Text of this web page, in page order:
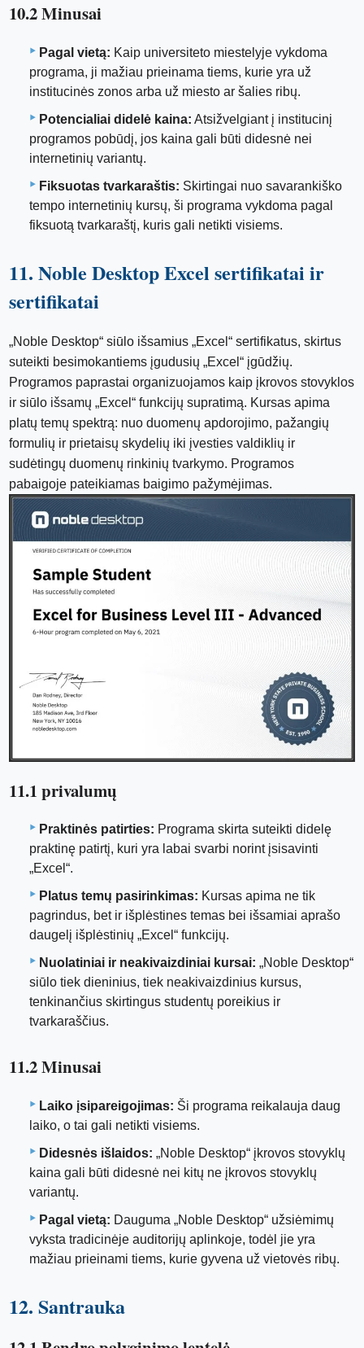
10.2 Minusai
Pagal vietą: Kaip universiteto miestelyje vykdoma
programa, ji mažiau prieinama tiems, kurie yra už
institucinės zonos arba už miesto ar šalies ribų.
Potencialiai didelė kaina: Atsižvelgiant į institucinį
programos pobūdį, jos kaina gali būti didesnė nei
internetinių variantų.
Fiksuotas tvarkaraštis: Skirtingai nuo savarankiško
tempo internetinių kursų, ši programa vykdoma pagal
fiksuotą tvarkaraštį, kuris gali netikti visiems.
11. Noble Desktop Excel sertifikatai ir
sertifikatai
„Noble Desktop“ siūlo išsamius „Excel“ sertifikatus, skirtus
suteikti besimokantiems įgudusių „Excel“ įgūdžių.
Programos paprastai organizuojamos kaip įkrovos stovyklos
ir siūlo išsamų „Excel“ funkcijų supratimą. Kursas apima
platų temų spektrą: nuo duomenų apdorojimo, pažangių
formulių ir prietaisų skydelių iki įvesties valdiklių ir
sudėtingų duomenų rinkinių tvarkymo. Programos
pabaigoje pateikiamas baigimo pažymėjimas.
11.1 privalumų
Praktinės patirties: Programa skirta suteikti didelę
praktinę patirtį, kuri yra labai svarbi norint įsisavinti
„Excel“.
Platus temų pasirinkimas: Kursas apima ne tik
pagrindus, bet ir išplėstines temas bei išsamiai aprašo
daugelį išplėstinių „Excel“ funkcijų.
Nuolatiniai ir neakivaizdiniai kursai: „Noble Desktop“
siūlo tiek dieninius, tiek neakivaizdinius kursus,
tenkinančius skirtingus studentų poreikius ir
tvarkaraščius.
11.2 Minusai
Laiko įsipareigojimas: Ši programa reikalauja daug
laiko, o tai gali netikti visiems.
Didesnės išlaidos: „Noble Desktop“ įkrovos stovyklų
kaina gali būti didesnė nei kitų ne įkrovos stovyklų
variantų.
Pagal vietą: Dauguma „Noble Desktop“ užsiėmimų
vyksta tradicinėje auditorijų aplinkoje, todėl jie yra
mažiau prieinami tiems, kurie gyvena už vietovės ribų.
12. Santrauka